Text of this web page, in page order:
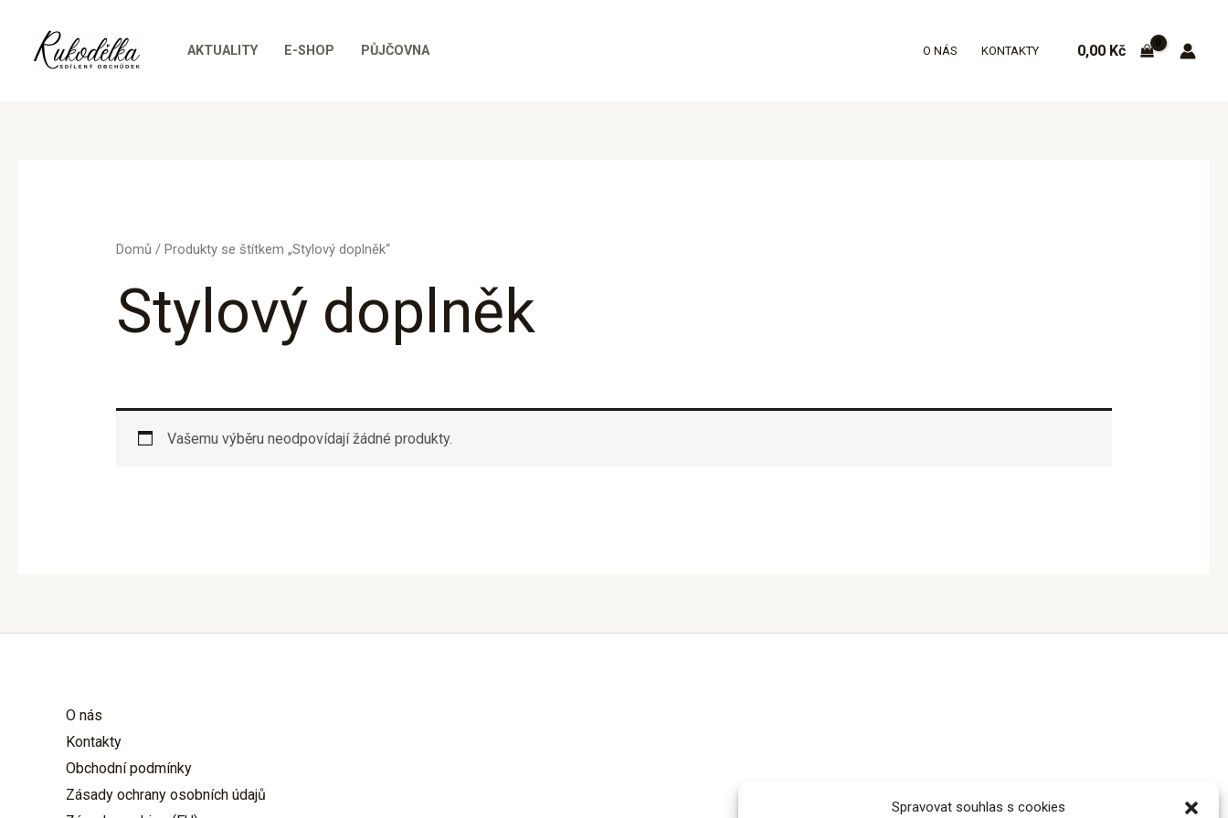
Spravovat souhlas s cookies
obsah
AKTUALITY E-SHOP PŮJČOVNA O NÁS KONTAKTY 0,00 Kč
Domů / Produkty se štítkem „Stylový doplněk“
Stylový doplněk
Vašemu výběru neodpovídají žádné produkty.
O nás
Kontakty
Obchodní podmínky
Zásady ochrany osobních údajů